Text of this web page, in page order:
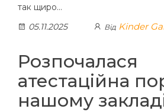
так щиро…
05.11.2025
Від Kinder
Розпочалася
атестаційна
нашому